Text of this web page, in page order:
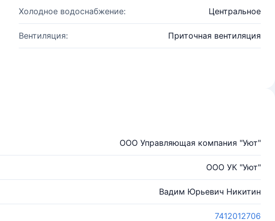
Холодное водоснабжение: Центральное
Вентиляция: Приточная вентиляция
ООО Управляющая компания "Уют"
ООО УК "Уют"
Вадим Юрьевич Никитин
7412012706